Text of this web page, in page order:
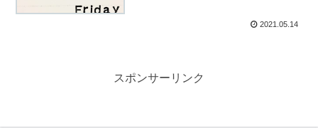
2021.05.14
スポンサーリンク